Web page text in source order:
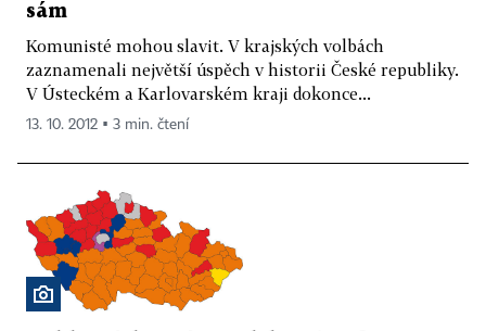
sám
Komunisté mohou slavit. V krajských volbách
zaznamenali největší úspěch v historii České republiky.
V Ústeckém a Karlovarském kraji dokonce...
13. 10. 2012 ▪ 3 min. čtení